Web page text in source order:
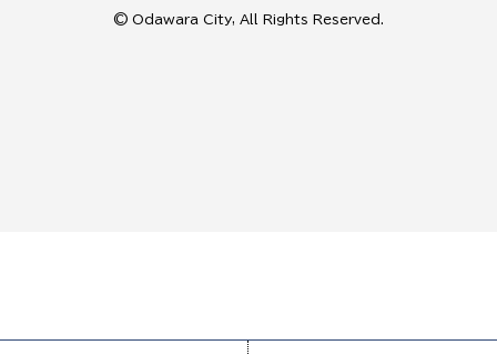
© Odawara City, All Rights Reserved.